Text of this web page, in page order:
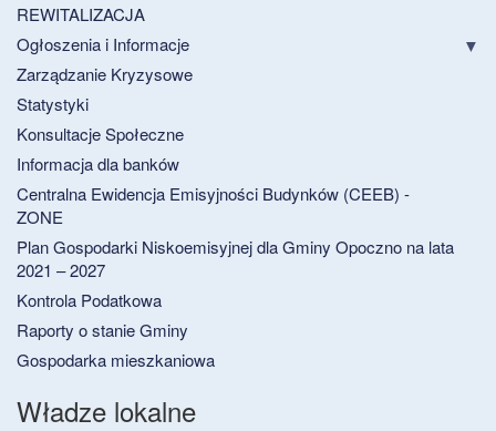
REWITALIZACJA
Ogłoszenia i Informacje
Zarządzanie Kryzysowe
Statystyki
Konsultacje Społeczne
Informacja dla banków
Centralna Ewidencja Emisyjności Budynków (CEEB) -
ZONE
Plan Gospodarki Niskoemisyjnej dla Gminy Opoczno na lata
2021 – 2027
Kontrola Podatkowa
Raporty o stanie Gminy
Gospodarka mieszkaniowa
Władze lokalne